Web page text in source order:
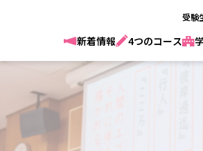
受験
新着情報 4つのコース